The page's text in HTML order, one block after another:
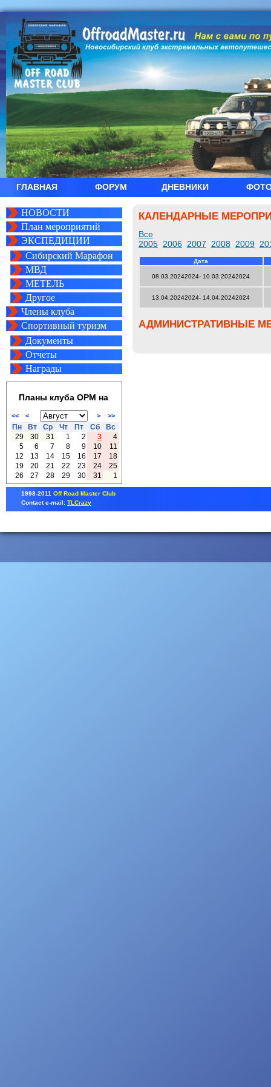
ГЛАВНАЯ ФОРУМ ДНЕВНИКИ
НОВОСТИ
План мероприятий
ЭКСПЕДИЦИИ
Сибирский Марафон
МВД
МЕТЕЛЬ
Другое
Члены клуба
Спортивный туризм
Документы
Отчеты
Награды
Планы клуба ОРМ на
<< < > >>
Пн Вт Ср Чт Пт Сб
Вс
29
30 31 1 2 3
4
5
6 7 8 9 10
11
12
13 14 15 16 17
18
19
20 21 22 23 24
25
26
27 28 29 30 31 1
КАЛЕНДАРНЫЕ
Все
2005 2006 2007 2008 2009
Дата
08.03.20242024- 10.03.20242024
13.04.20242024- 14.04.20242024
АДМИНИСТРАТИВНЫЕ
1998-2011 Off Road Master Club
Contact e-mail: TLCrazy